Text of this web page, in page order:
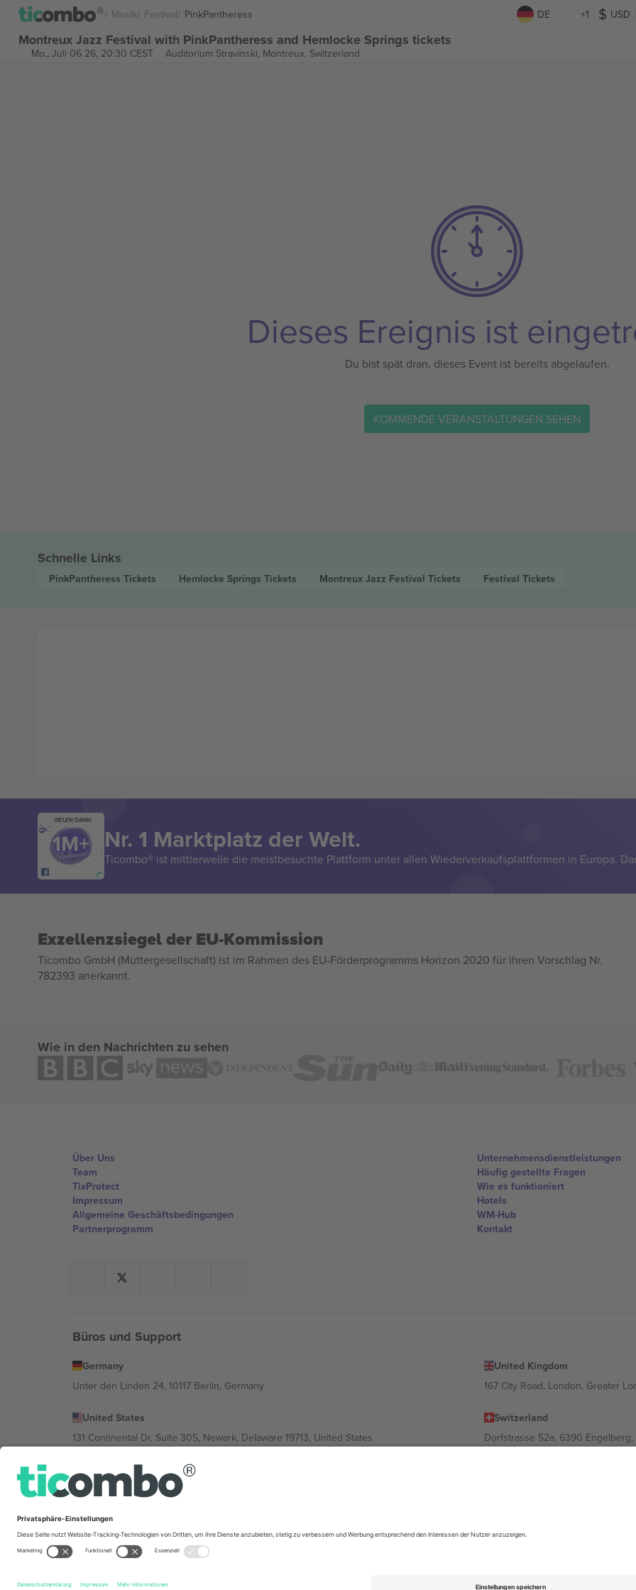
Musik Festival PinkPantheress DE +1 USD
Montreux Jazz Festival with PinkPantheress and Hemlocke Springs tickets
Mo., Juli 06 26, 20:30 CEST Auditorium Stravinski, Montreux, Switzerland
Dieses Ereignis ist
Du bist spät dran, dieses Event ist bereits abgelaufen.
KOMMENDE VERANSTALTUNGEN SEHEN
Schnelle Links
PinkPantheress Tickets Hemlocke Springs Tickets Montreux Jazz Festival Tickets Festival Tickets
VIELEN DANK!
Nr. 1 Marktplatz der Welt.
Ticombo® ist mittlerweile die meistbesuchte Plattform unter allen Wiederverkaufsplattformen in Europa.
Exzellenzsiegel der EU-Kommission
Ticombo GmbH (Muttergesellschaft) ist im Rahmen des EU-Förderprogramms Horizon 2020 für ihren Vorschlag Nr.
782393 anerkannt.
Wie in den Nachrichten zu sehen
Über Uns
Team
TixProtect
Impressum
Allgemeine Geschäftsbedingungen
Partnerprogramm
Unternehmensdienstleistungen
Häufig gestellte Fragen
Wie es funktioniert
Hotels
WM-Hub
Kontakt
Büros und Support
Germany
Unter den Linden 24, 10117 Berlin, Germany
United Kingdom
167 City Road, London, Greater
United States
131 Continental Dr, Suite 305, Newark, Delaware 19713, United States
Switzerland
Dorfstrasse 52a, 6390 Engelberg,
Bulgaria
Regus Sofia City West, bul Totleben 53-55, 1606 Sofia, Bulgaria
Mexico
Av Chapultepec 360, Roma Norte, Cuauhtémoc, 06700 Ciudad de México, CDMX, Mexico
im Impressum und in den Allgemeinen Geschäftsbedingungen.,
© 2026 Ticombo. Alle Rechte vorbehalten.